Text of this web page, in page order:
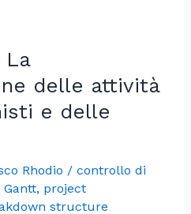
delle attività
e delle
Rhodio / controllo di
, project
structure